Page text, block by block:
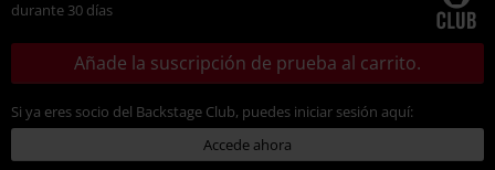
durante 30 días
Añade la suscripción de prueba al carrito.
Si ya eres socio del Backstage Club, puedes iniciar sesión aquí:
Accede ahora